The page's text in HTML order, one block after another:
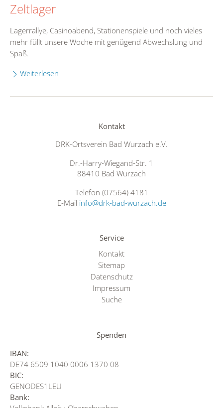
Zeltlager
Lagerrallye, Casinoabend, Stationenspiele und noch vieles
mehr füllt unsere Woche mit genügend Abwechslung und
Spaß.
Weiterlesen
Kontakt
DRK-Ortsverein Bad Wurzach e.V.
Dr.-Harry-Wiegand-Str. 1
88410 Bad Wurzach
Telefon (07564) 4181
E-Mail info@drk-bad-wurzach.de
Service
Kontakt
Sitemap
Datenschutz
Impressum
Suche
Spenden
IBAN:
DE74 6509 1040 0006 1370 08
BIC:
GENODES1LEU
Bank: